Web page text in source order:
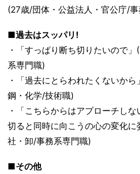
(27歳/団体・公益法人・官公庁/
■過去はスッパリ!
・「すっぱり断ち切りたいので
系専門職)
・「過去にとらわれたくないか
鋼・化学/技術職)
・「こちらからはアプローチしな
切ると同時に向こうの心の変化
社・卸/事務系専門職)
■その他